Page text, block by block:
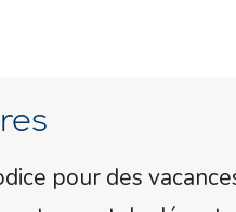
pour des